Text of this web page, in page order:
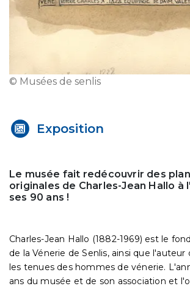
© Musées de senlis
Exposition
Le musée fait redécouvrir des
originales de Charles-Jean Hallo à
ses 90 ans !
Charles-Jean Hallo (1882-1969) est le
de la Vénerie de Senlis, ainsi que l'auteur
les tenues des hommes de vénerie.
ans du musée et de son association et